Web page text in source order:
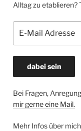
Alltag zu etablieren?
Bei Fragen,
mir gerne eine Mail.
Mehr Infos über